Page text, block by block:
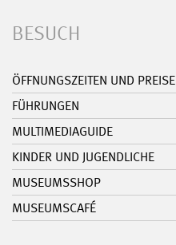
BESUCH
ÖFFNUNGSZEITEN UND PREISE
FÜHRUNGEN
MULTIMEDIAGUIDE
KINDER UND JUGENDLICHE
MUSEUMSSHOP
MUSEUMSCAFÉ